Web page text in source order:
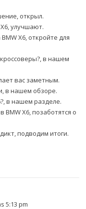
открыл.
улучшают.
X6, откройте для
в нашем
вас заметным.
в нашем обзоре.
в нашем разделе.
X6, позаботятся о
подводим итоги.
5:13 pm